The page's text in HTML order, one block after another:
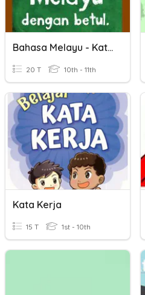
Bahasa Melayu - Kata Kerja
20 T 10th - 11th
Kata Kerja
15 T 1st - 10th